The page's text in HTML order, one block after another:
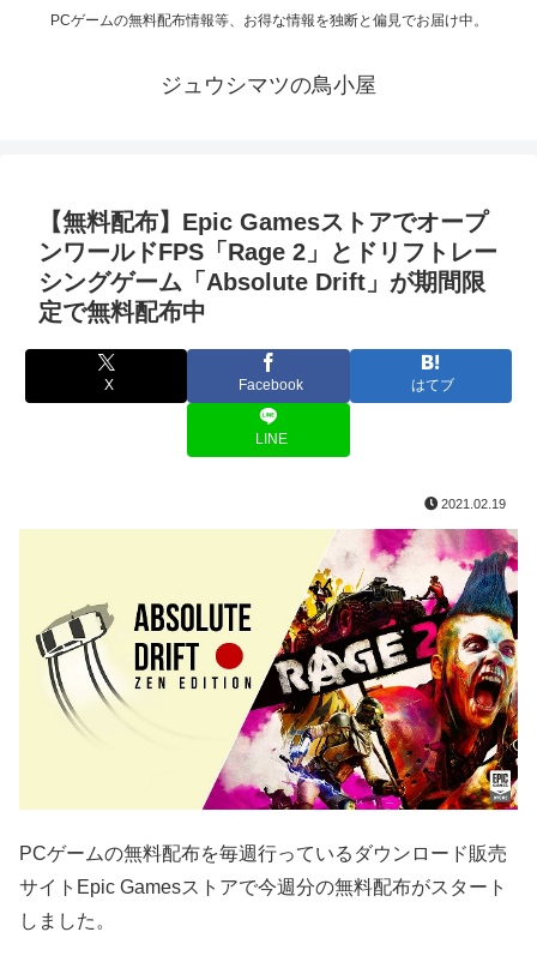
PCゲームの無料配布情報等、お得な情報を独断と偏見でお届け中。
ジュウシマツの鳥小屋
【無料配布】Epic Gamesストアでオープ
ンワールドFPS「Rage 2」とドリフトレー
シングゲーム「Absolute Drift」が期間限
定で無料配布中
X Facebook はてブ
LINE
2021.02.19
PCゲームの無料配布を毎週行っているダウンロード販売
サイトEpic Gamesストアで今週分の無料配布がスタート
しました。